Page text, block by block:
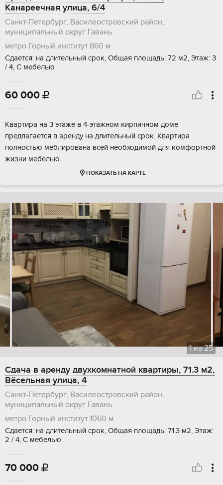
Канареечная улица, 6/4
Санкт-Петербург, Василеостровский район,
муниципальный округ Гавань
метро Горный институт 860 м
Сдается: на длительный срок, Общая площадь: 72 м2, Этаж: 3
/ 4, С мебелью
60 000 
Квартира на 3 этаже в 4-этажном кирпичном доме
предлагается в аренду на длительный срок. Квартира
полностью меблирована всей необходимой для комфортной
жизни мебелью.
ПОКАЗАТЬ НА КАРТЕ
1из25
Сдача в аренду двухкомнатной квартиры, 71.3 м2,
Вёсельная улица, 4
Санкт-Петербург, Василеостровский район,
муниципальный округ Гавань
метро Горный институт 1060 м
Сдается: на длительный срок, Общая площадь: 71.3 м2, Этаж:
2 / 4, С мебелью
70 000 